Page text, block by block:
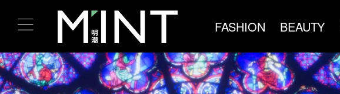
FASHION BEAUTY